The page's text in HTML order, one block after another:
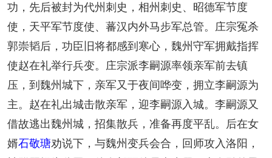
功，先后被封为代州刺史，相州刺史、昭德军节度
使，天平军节度使、蕃汉内外马步军总管。庄宗冤杀
郭崇韬后，功臣旧将都感到寒心，魏州守军拥戴指挥
使赵在礼举行兵变。庄宗派李嗣源率领亲军前去镇
压，到魏州城下，亲军又于夜间哗变，拥立李嗣源为
主。赵在礼出城击散亲军，迎李嗣源入城。李嗣源又
借故逃出魏州城，招集散兵，准备再度平乱。后在女
婿石敬瑭劝说下，与魏州变兵会合，回师攻入洛阳，